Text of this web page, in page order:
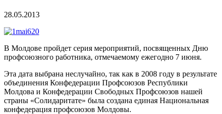
28.05.2013
В Молдове пройдет серия мероприятий, посвященных Дню
профсоюзного работника, отмечаемому ежегодно 7 июня.
Эта дата выбрана неслучайно, так как в 2008 году в результате
объединения Конфедерации Профсоюзов Республики
Молдова и Конфедерации Свободных Профсоюзов нашей
страны «Солидаритате» была создана единая Национальная
конфедерация профсоюзов Молдовы.